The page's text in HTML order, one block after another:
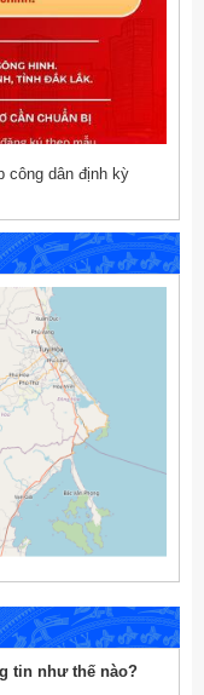
công dân định kỳ
tin như thế nào?